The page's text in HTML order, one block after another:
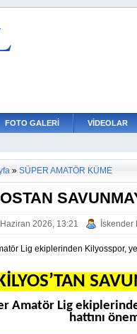
FOTO GALERİ VİDEOLAR
» SÜPER AMATÖR KÜME
2026, 13:21 İskender
Lig ekiplerinden Kilyosspor,
Amatör Lig
hattını